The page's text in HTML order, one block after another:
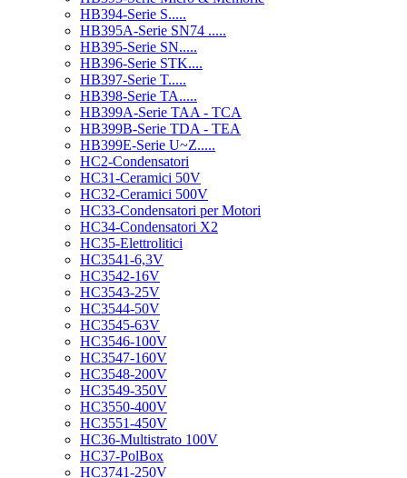
HB394-Serie S.....
HB395A-Serie SN74 .....
HB395-Serie SN.....
HB396-Serie STK....
HB397-Serie T.....
HB398-Serie TA.....
HB399A-Serie TAA - TCA
HB399B-Serie TDA - TEA
HB399E-Serie U~Z.....
HC2-Condensatori
HC31-Ceramici 50V
HC32-Ceramici 500V
HC33-Condensatori per Motori
HC34-Condensatori X2
HC35-Elettrolitici
HC3541-6,3V
HC3542-16V
HC3543-25V
HC3544-50V
HC3545-63V
HC3546-100V
HC3547-160V
HC3548-200V
HC3549-350V
HC3550-400V
HC3551-450V
HC36-Multistrato 100V
HC37-PolBox
HC3741-250V